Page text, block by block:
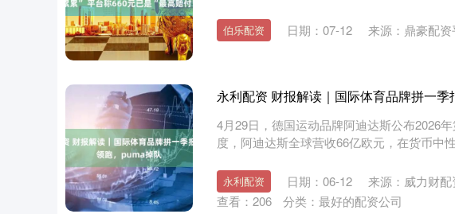
伯乐配资 日期：07-12 来源：鼎豪配资
永利配资 财报解读｜国际体育品牌拼一
4月29日，德国运动品牌阿迪达斯公布2026
度，阿迪达斯全球营收66亿欧元，在货币中
永利配资 日期：06-12
来源：威力财配
查看： 206 分类： 最好的配资公司